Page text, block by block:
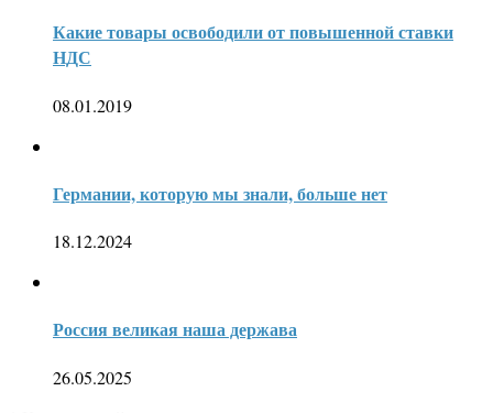
Какие товары освободили от повышенной ставки
НДС
08.01.2019
Германии, которую мы знали, больше нет
18.12.2024
Россия великая наша держава
26.05.2025